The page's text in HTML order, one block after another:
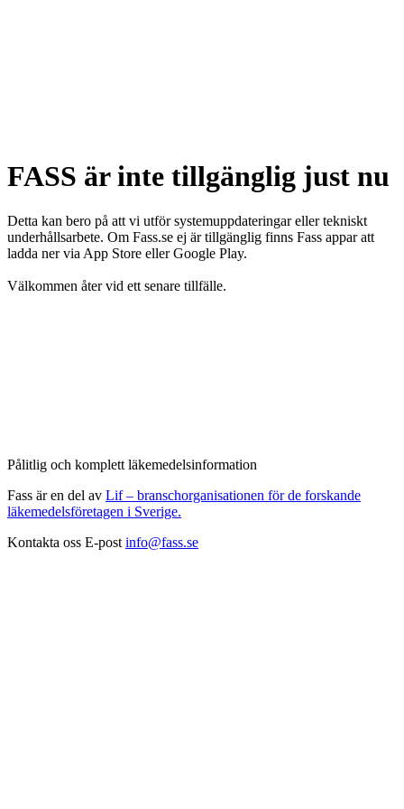
FASS är inte tillgänglig just nu
Detta kan bero på att vi utför systemuppdateringar eller tekniskt
underhållsarbete. Om Fass.se ej är tillgänglig finns Fass appar att
ladda ner via App Store eller Google Play.
Välkommen åter vid ett senare tillfälle.
Pålitlig och komplett läkemedelsinformation
Fass är en del av Lif – branschorganisationen för de forskande
läkemedelsföretagen i Sverige.
Kontakta oss E-post info@fass.se